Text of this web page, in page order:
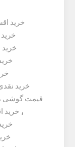
خرید
خرید
قیمت گوشی
, خرید